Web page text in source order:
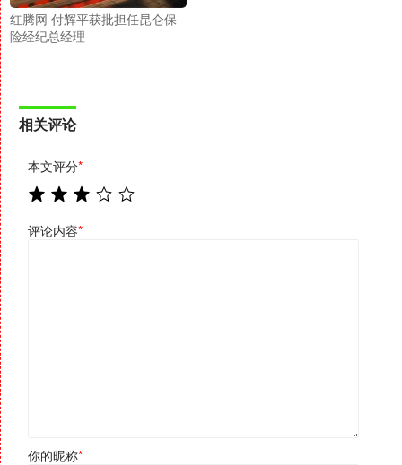
红腾网 付辉平获批担任昆仑保
险经纪总经理
相关评论
本文评分*
评论内容*
你的昵称*